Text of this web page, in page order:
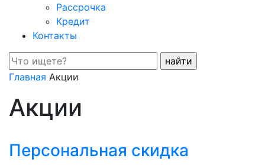
Рассрочка
Кредит
Контакты
Поиск:
Главная Акции
Акции
Персональная скидка